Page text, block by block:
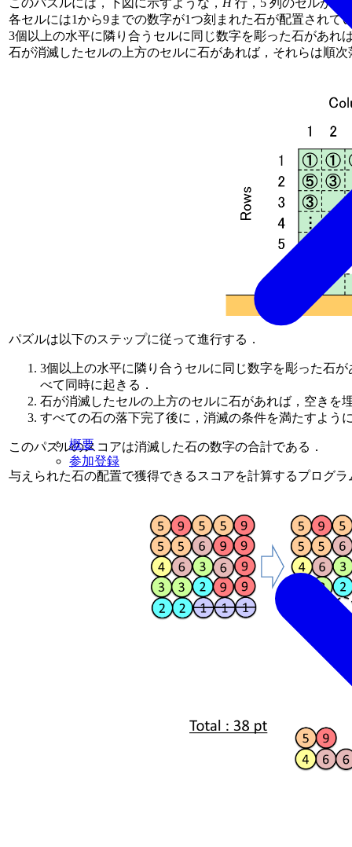
概要
参加登録
このパズルには，下図に示すような， H 行，5 列のセルから
各セルには1から9までの数字が1つ刻まれた石が配置されて
3個以上の水平に隣り合うセルに同じ数字を彫った石があれ
石が消滅したセルの上方のセルに石があれば，それらは順
パズルは以下のステップに従って進行する．
3個以上の水平に隣り合うセルに同じ数字を彫った石
べて同時に起きる．
石が消滅したセルの上方のセルに石があれば，空きを
すべての石の落下完了後に，消滅の条件を満たすよう
このパズルのスコアは消滅した石の数字の合計である．
与えられた石の配置で獲得できるスコアを計算するプログラ